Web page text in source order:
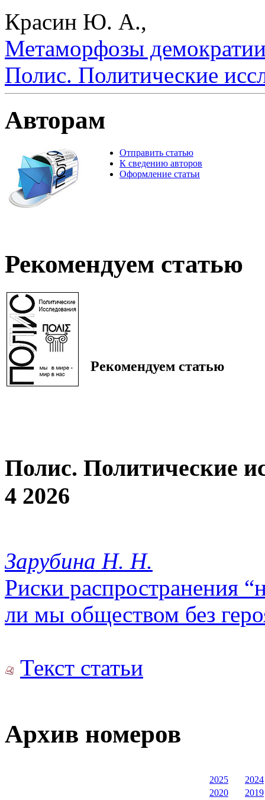
Красин Ю. А.,
Метаморфозы
Полис. Политические
Авторам
Отправить статью
К сведению авторов
Оформление статьи
Рекомендуем статью
Рекомендуем статью
Полис. Политические
4 2026
Зарубина Н. Н.
Риски распространения
ли мы обществом без
Текст статьи
Архив номеров
2025
2024
2020
2019